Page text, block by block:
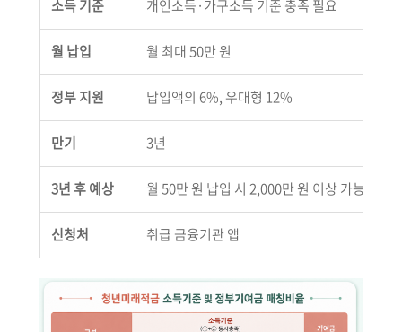
소득 기준 개인소득·가구소득 기준 충족 필요
월 납입 월 최대 50만 원
정부 지원 납입액의 6%, 우대형 12%
만기 3년
3년 후 예상 월 50만 원 납입 시 2,000만 원 이상 가능 구조
신청처 취급 금융기관 앱